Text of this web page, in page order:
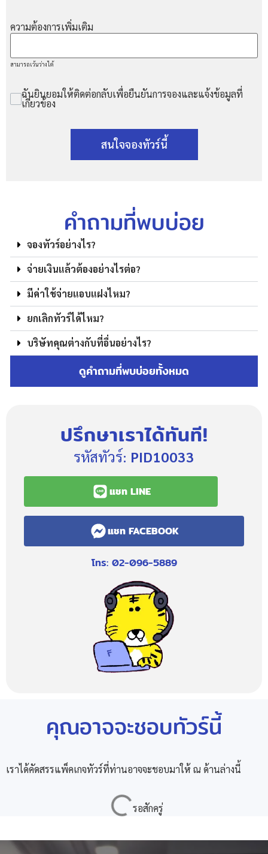
ความต้องการเพิ่มเติม
สามารถเว้นว่างได้
ฉันยินยอมให้ติดต่อกลับเพื่อยืนยันการจองและแจ้งข้อมูลที่
เกี่ยวข้อง
สนใจจองทัวร์นี้
คำถามที่พบบ่อย
จองทัวร์อย่างไร?
จ่ายเงินแล้วต้องอย่างไรต่อ?
มีค่าใช้จ่ายแอบแฝงไหม?
ยกเลิกทัวร์ได้ไหม?
บริษัทคุณต่างกับที่อื่นอย่างไร?
ดูคำถามที่พบบ่อยทั้งหมด
ปรึกษาเราได้ทันที!
รหัสทัวร์: PID10033
แชท LINE
แชท FACEBOOK
โทร: 02-096-5889
คุณอาจจะชอบทัวร์นี้
เราได้คัดสรรแพ็คเกจทัวร์ที่ท่านอาจจะชอบมาให้ ณ ด้านล่างนี้